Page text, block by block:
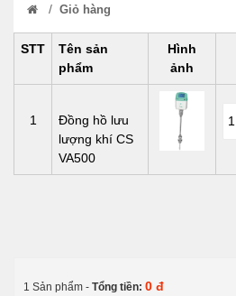
/ Giỏ hàng
STT
Tên sản
phẩm
Hình
ảnh
1
Đồng hồ lưu
lượng khí CS
VA500
1 Sản phẩm - Tổng tiền: 0 đ